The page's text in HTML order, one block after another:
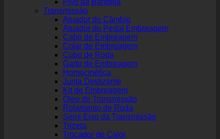
Pivô da Bandeja
Transmissão
Atuador do Câmbio
Atuador do Pedal Embreagem
Cabo de Embreagem
Colar de Embreagem
Cubo de Roda
Garfo de Embreagem
Homocinética
Junta Deslizante
Kit de Embreagem
Óleo de Transmissão
Rolamento de Roda
Semi Eixo da Transmissão
Trizeta
Trocador de Calor